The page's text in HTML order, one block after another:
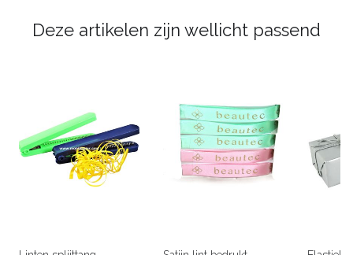
Deze artikelen zijn wellicht passend